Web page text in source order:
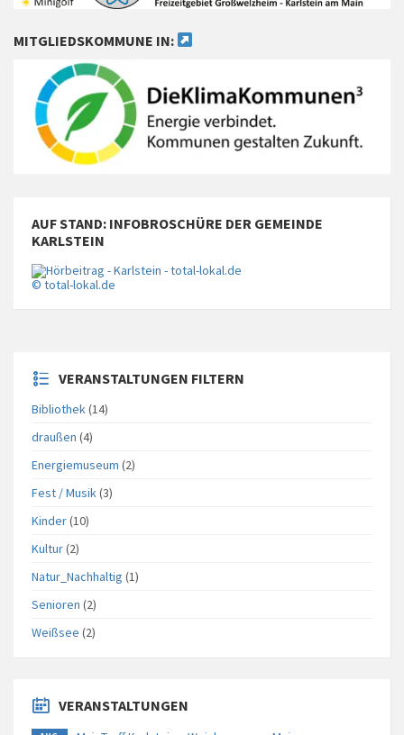
MITGLIEDSKOMMUNE IN:
AUF STAND: INFOBROSCHÜRE DER GEMEINDE
KARLSTEIN
© total-lokal.de
VERANSTALTUNGEN FILTERN
Bibliothek(14)
draußen (4)
Energiemuseum (2)
Fest / Musik(3)
Kinder(10)
Kultur(2)
Natur_Nachhaltig (1)
Senioren (2)
Weißsee (2)
VERANSTALTUNGEN